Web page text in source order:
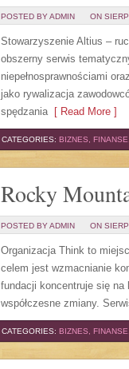
POSTED BY ADMIN ON
Stowarzyszenie Altius –
obszerny serwis
niepełnosprawnościami
jako rywalizacja
spędzania[ Read More ]
CATEGORIES: BIZNES,
Rocky
POSTED BY ADMIN ON
Organizacja Think to
celem jest wzmacnianie
fundacji koncentruje się na
współczesne zmiany.
CATEGORIES: BIZNES,